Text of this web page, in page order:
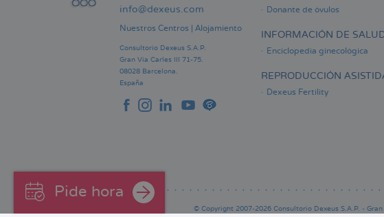
Pide hora
info@dexeus.com
Nuestros Centros Alojamiento
Consultorio Dexeus S.A.P.
Gran Via Carles III 71-75.
08028 Barcelona.
España
Donante de óvulos
INFORMACIÓN DE
Enciclopedia ginecológica
REPRODUCCIÓN
Dexeus Fertility
© Copyright 2007-2026 Consultorio Dexeus S.A.P. -